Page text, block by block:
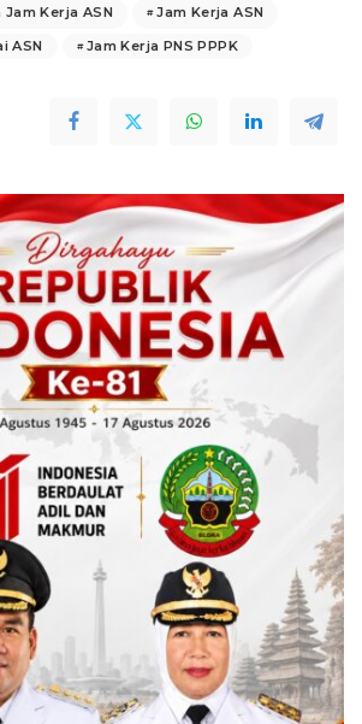
Jam Kerja ASN
Jam Kerja ASN
ASN
Jam Kerja PNS PPPK